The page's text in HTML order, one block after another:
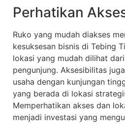
Perhatikan
Ruko yang mudah diakses
kesuksesan bisnis di Tebing
lokasi yang mudah dilihat
pengunjung. Aksesibilitas
usaha dengan kunjungan
yang berada di lokasi
Memperhatikan akses dan
menjadi investasi yang